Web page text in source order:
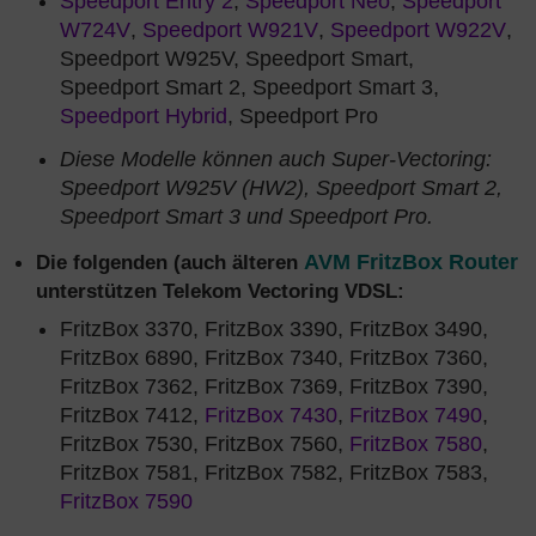
W724V, Speedport W921V, Speedport W922V,
Speedport W925V, Speedport Smart,
Speedport Smart 2, Speedport Smart 3,
Speedport Hybrid , Speedport Pro
Diese Modelle können auch Super-Vectoring:
Speedport W925V (HW2), Speedport Smart 2,
Speedport Smart 3 und Speedport Pro.
Die folgenden (auch älteren AVM FritzBox Router
unterstützen Telekom Vectoring VDSL:
FritzBox 3370, FritzBox 3390, FritzBox 3490,
FritzBox 6890, FritzBox 7340, FritzBox 7360,
FritzBox 7362, FritzBox 7369, FritzBox 7390,
FritzBox 7412, FritzBox 7430, FritzBox 7490,
FritzBox 7530, FritzBox 7560, FritzBox 7580,
FritzBox 7581, FritzBox 7582, FritzBox 7583,
FritzBox 7590